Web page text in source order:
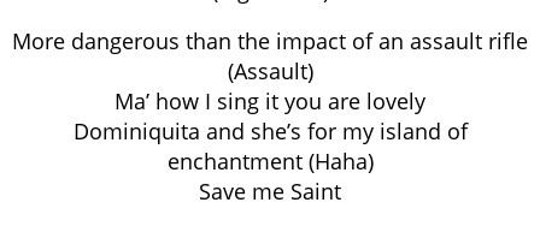
More dangerous than the impact of an assault rifle
(Assault)
Ma’ how I sing it you are lovely
Dominiquita and she’s for my island of
enchantment (Haha)
Save me Saint